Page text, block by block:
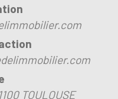
TOULOUSE